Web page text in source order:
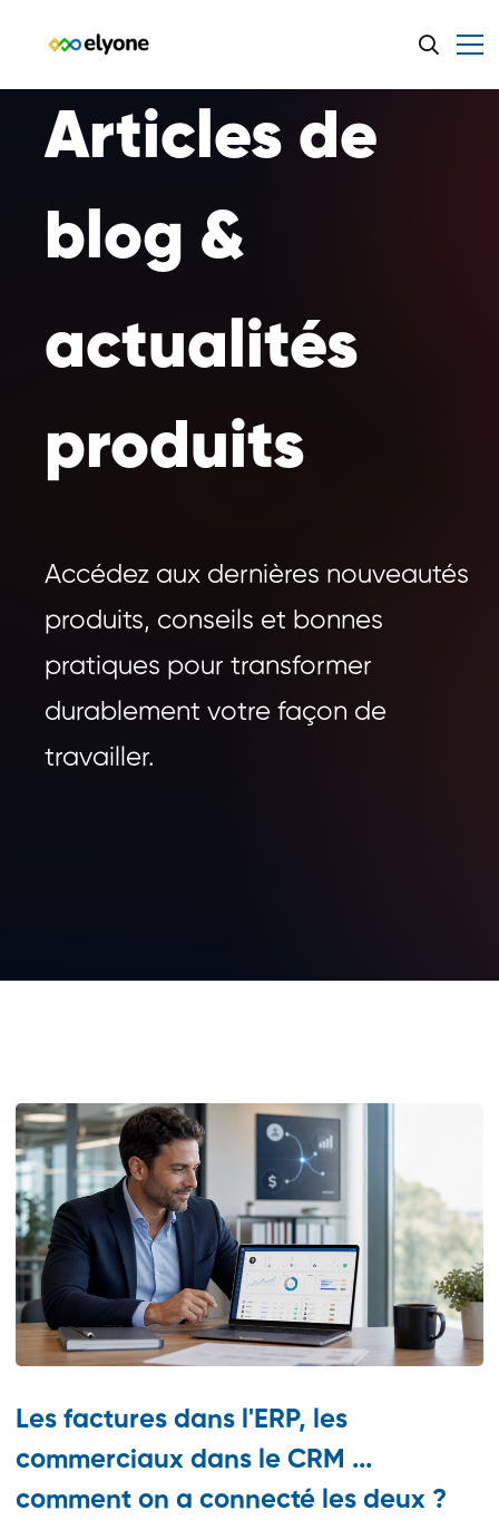
Articles de
blog &
actualités
produits
Accédez aux dernières nouveautés
produits, conseils et bonnes
pratiques pour transformer
durablement votre façon de
travailler.
Les factures dans l'ERP, les
commerciaux dans le CRM ...
comment on a connecté les deux ?